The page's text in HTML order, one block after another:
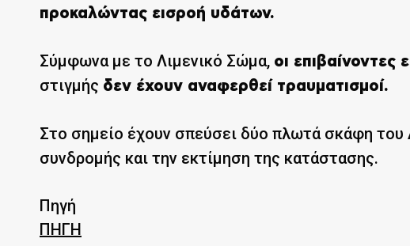
προκαλώντας εισροή υδάτων.
Σύμφωνα με το Λιμενικό Σώμα, οι επιβαίνοντες
στιγμής δεν έχουν αναφερθεί τραυματισμοί.
Στο σημείο έχουν σπεύσει δύο πλωτά σκάφη του
συνδρομής και την εκτίμηση της κατάστασης.
Πηγή
ΠΗΓΗ